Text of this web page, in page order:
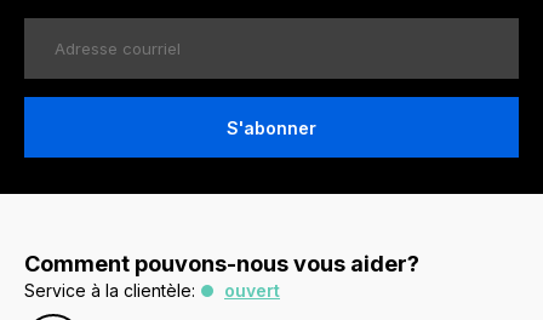
S'abonner
Comment pouvons-nous vous aider?
Service à la clientèle:
ouvert